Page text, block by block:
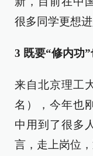
很多同学更想
3 既要“修内功
来自北京理工
名），今年也
中用到了很多
言，走上岗位